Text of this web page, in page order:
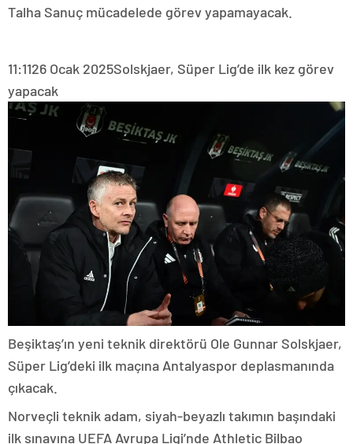
Talha Sanuç mücadelede görev yapamayacak.
11:1126 Ocak 2025Solskjaer, Süper Lig’de ilk kez görev
yapacak
Beşiktaş’ın yeni teknik direktörü Ole Gunnar Solskjaer,
Süper Lig’deki ilk maçına Antalyaspor deplasmanında
çıkacak.
Norveçli teknik adam, siyah-beyazlı takımın başındaki
ilk sınavına UEFA Avrupa Ligi’nde Athletic Bilbao